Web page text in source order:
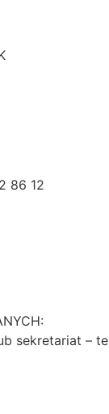
86 12
sekretariat –